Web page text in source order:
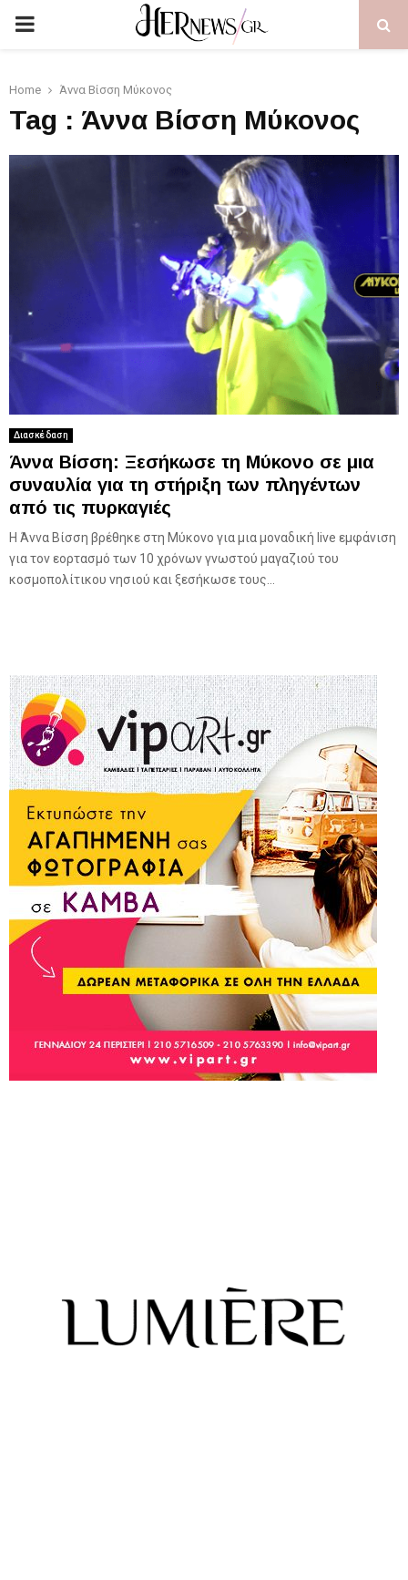
PRIMARY
Home Άννα Βίσση Μύκονος
Tag : Άννα Βίσση Μύκονος
Διασκέδαση
Άννα Βίσση: Ξεσήκωσε τη Μύκονο σε μια
συναυλία για τη στήριξη των πληγέντων
από τις πυρκαγιές
Η Άννα Βίσση βρέθηκε στη Μύκονο για μια μοναδική live εμφάνιση
για τον εορτασμό των 10 χρόνων γνωστού μαγαζιού του
κοσμοπολίτικου νησιού και ξεσήκωσε τους...